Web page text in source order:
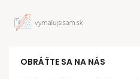
OBRÁŤTE SA NA NÁS